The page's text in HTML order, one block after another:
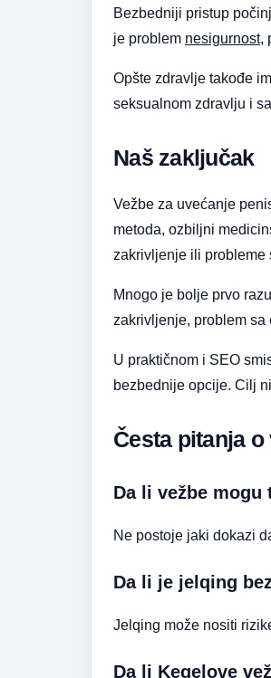
Bezbedniji pristup
je problem nesigurnost,
Opšte zdravlje takođe
seksualnom zdravlju i
Naš zaključak
Vežbe za uvećanje
metoda, ozbiljni
zakrivljenje ili probleme
Mnogo je bolje prvo
zakrivljenje, problem sa
U praktičnom i SEO
bezbednije opcije. Cilj
Česta pitanja
Da li vežbe
Ne postoje jaki dokazi
Da li je jelqing
Jelqing može nositi
Da li Kegelove